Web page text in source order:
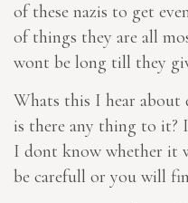
of these nazis to get
of things they are all
wont be long till they
Whats this I hear about
is there any thing to it?
I dont know whether it
be carefull or you will